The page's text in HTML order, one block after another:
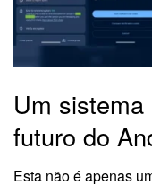
Um
futuro do
Esta não é apenas